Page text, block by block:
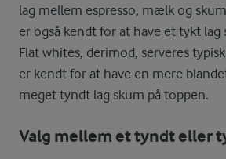
lag mellem espresso, mælk og
er også kendt for at have et tykt lag
Flat whites, derimod, serveres
er kendt for at have en mere
meget tyndt lag skum på toppen.
Valg mellem et tyndt eller